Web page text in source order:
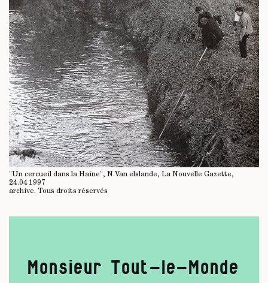
"Un cercueil dans la Haine", N.Van elslande, La Nouvelle Gazette,
24.04 1997
archive. Tous droits réservés
Monsieur Tout-le-Monde